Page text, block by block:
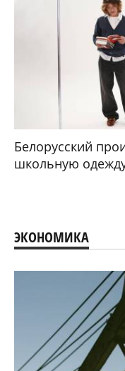
Белорусский
школьную
ЭКОНОМИКА